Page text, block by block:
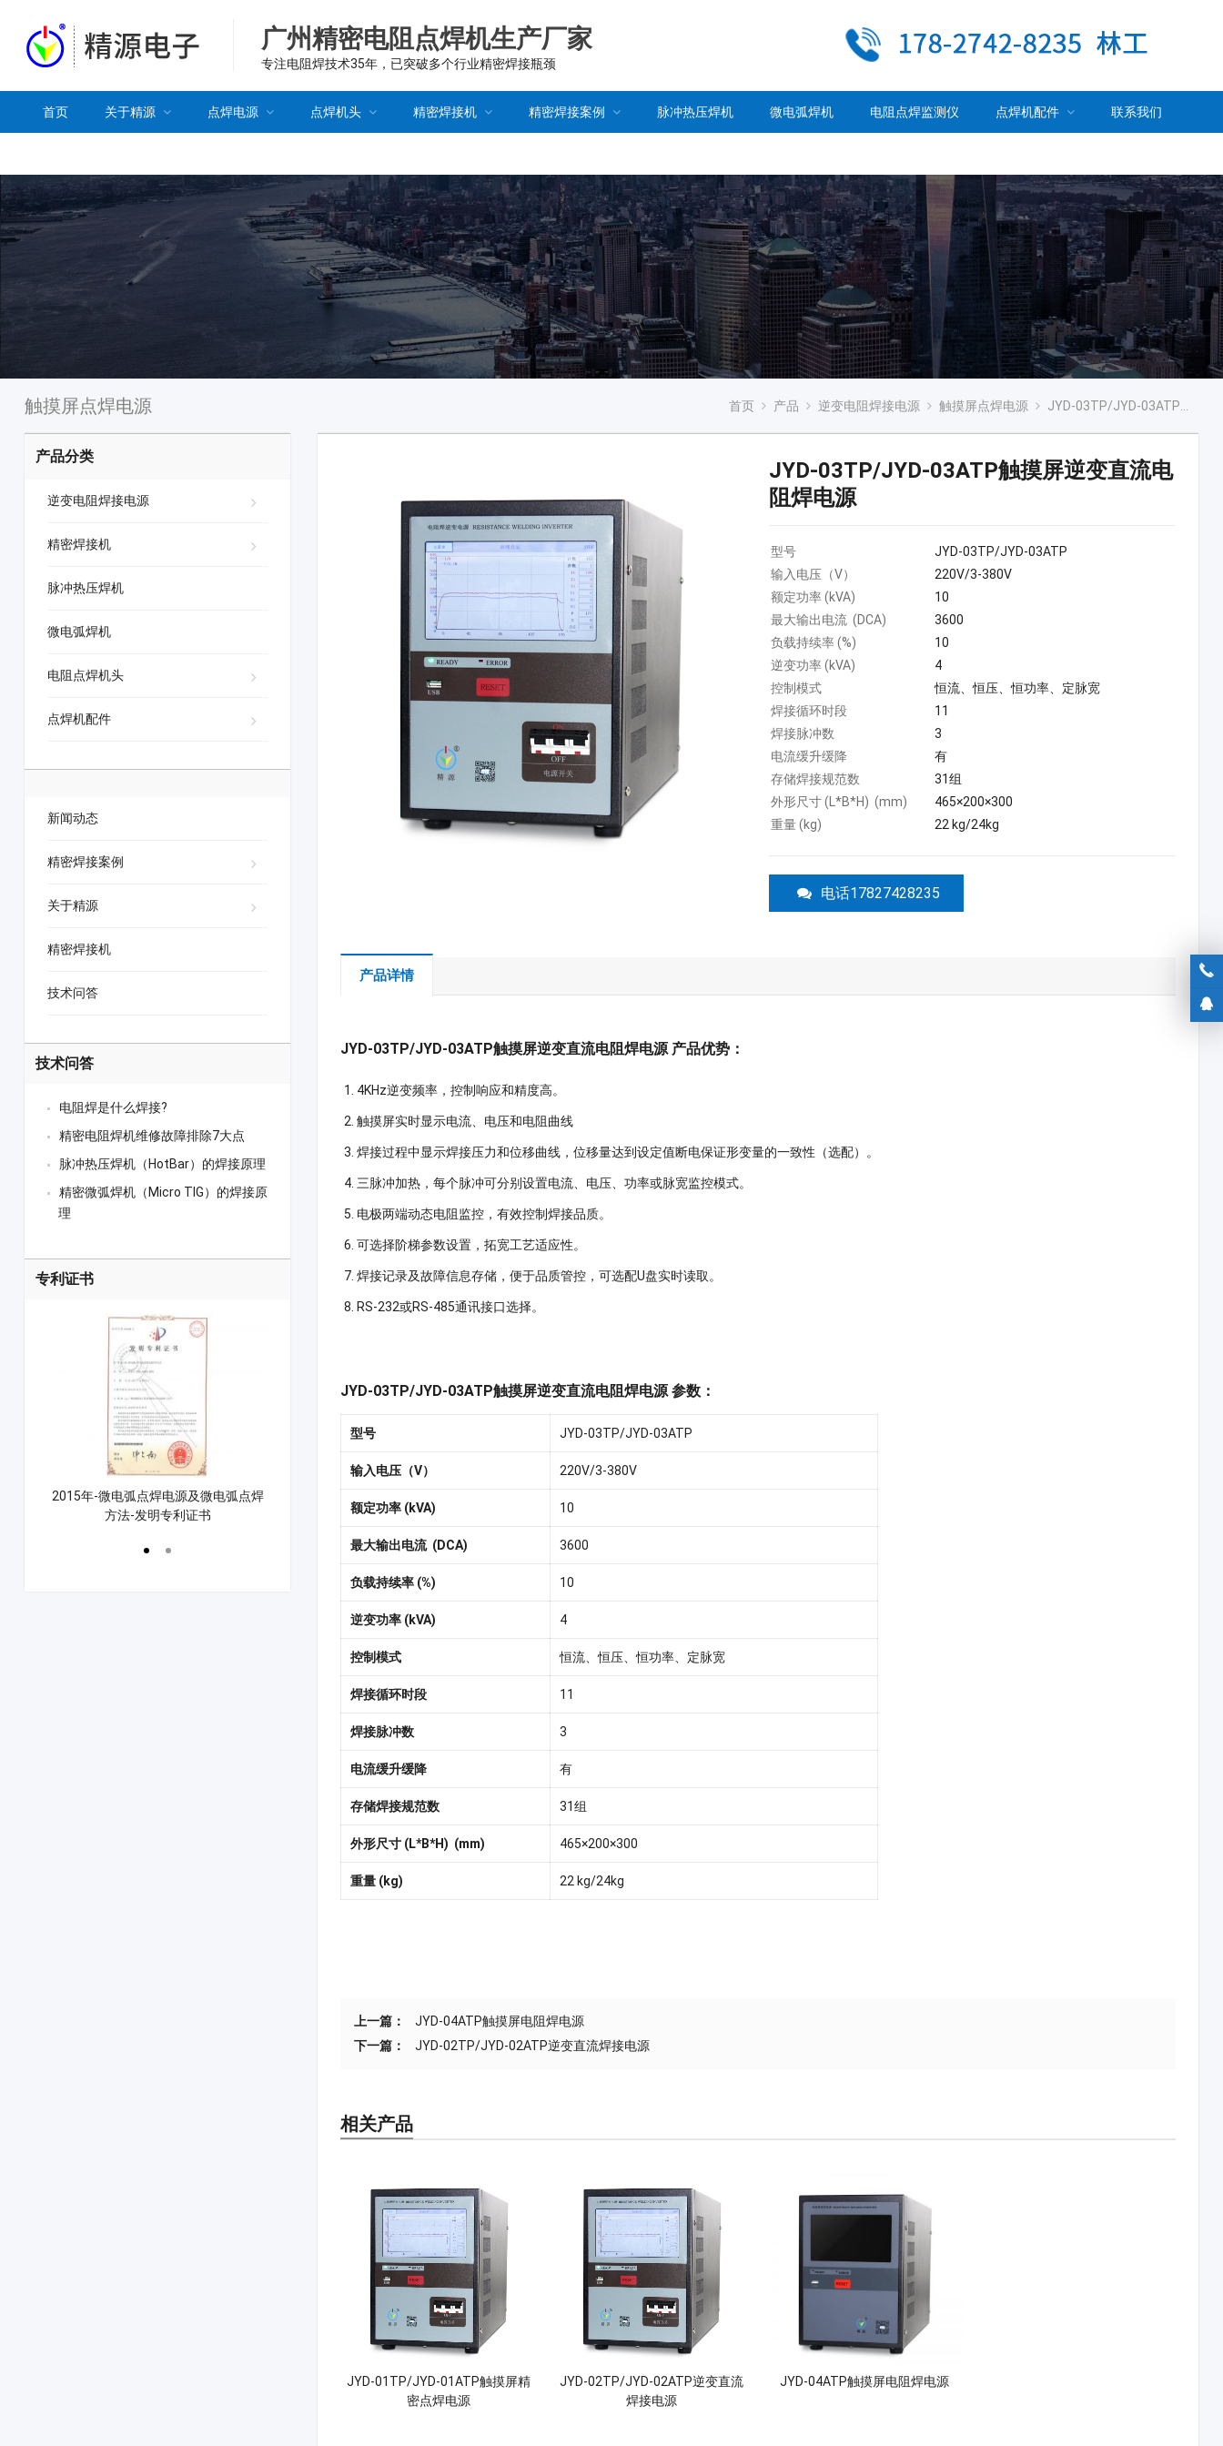
广州精密电阻点焊机生产厂家
专注电阻焊技术35年，已突破多个行业精密焊接瓶颈
首页 关于精源 点焊电源 点焊机头 精密焊接机 精密焊接案例 脉冲热压焊机 微电弧焊机 电阻点焊监测仪 点焊机配件 联系我们
触摸屏点焊电源 首页 产品 逆变电阻焊接电源 触摸屏点焊电源 JYD-03TP/JYD-03ATP触摸屏逆变直流电阻焊电源
JYD-03TP/JYD-03ATP触摸屏逆变直流电
阻焊电源
型号
JYD-03TP/JYD-03ATP
输入电压（V）
220V/3-380V
额定功率 (kVA)
10
最大输出电流 (DCA)
3600
负载持续率 (%)
10
逆变功率 (kVA)
4
控制模式
恒流、恒压、恒功率、定脉宽
焊接循环时段
11
焊接脉冲数
3
电流缓升缓降
有
存储焊接规范数
31组
外形尺寸 (L*B*H) (mm)
465×200×300
重量 (kg)
22 kg/24kg
电话17827428235
产品详情
JYD-03TP/JYD-03ATP触摸屏逆变直流电阻焊电源 产品优势：
4KHz逆变频率，控制响应和精度高。
触摸屏实时显示电流、电压和电阻曲线
焊接过程中显示焊接压力和位移曲线，位移量达到设定值断电保证形变量的一致性（选配）。
三脉冲加热，每个脉冲可分别设置电流、电压、功率或脉宽监控模式。
电极两端动态电阻监控，有效控制焊接品质。
可选择阶梯参数设置，拓宽工艺适应性。
焊接记录及故障信息存储，便于品质管控，可选配U盘实时读取。
RS-232或RS-485通讯接口选择。
JYD-03TP/JYD-03ATP触摸屏逆变直流电阻焊电源 参数：
型号 JYD-03TP/JYD-03ATP
输入电压（V） 220V/3-380V
额定功率 (kVA) 10
最大输出电流 (DCA) 3600
负载持续率 (%) 10
逆变功率 (kVA) 4
控制模式 恒流、恒压、恒功率、定脉宽
焊接循环时段 11
焊接脉冲数 3
电流缓升缓降 有
存储焊接规范数 31组
外形尺寸 (L*B*H) (mm) 465×200×300
重量 (kg) 22 kg/24kg
上一篇：
JYD-04ATP触摸屏电阻焊电源
下一篇：
JYD-02TP/JYD-02ATP逆变直流焊接电源
相关产品
JYD-01TP/JYD-01ATP触摸屏精
密点焊电源
JYD-02TP/JYD-02ATP逆变直流
焊接电源
JYD-04ATP触摸屏电阻焊电源
产品分类
逆变电阻焊接电源
精密焊接机
脉冲热压焊机
微电弧焊机
电阻点焊机头
点焊机配件
新闻动态
精密焊接案例
关于精源
精密焊接机
技术问答
技术问答
电阻焊是什么焊接?
精密电阻焊机维修故障排除7大点
脉冲热压焊机（HotBar）的焊接原理
精密微弧焊机（Micro TIG）的焊接原
理
专利证书
点焊电源及微电弧点焊
2021年-漆包线点焊辅助设备及漆包线